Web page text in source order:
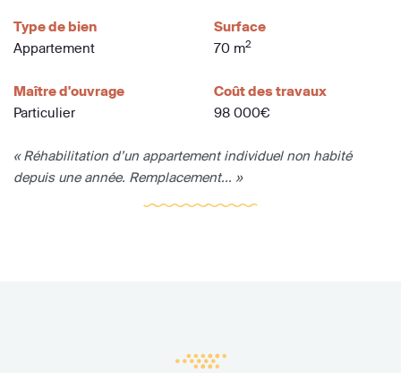
Type de bien
Appartement
Surface
70 m2
Maître d'ouvrage
Particulier
Coût des travaux
98 000€
« Réhabilitation d’un appartement individuel non habité
depuis une année. Remplacement... »